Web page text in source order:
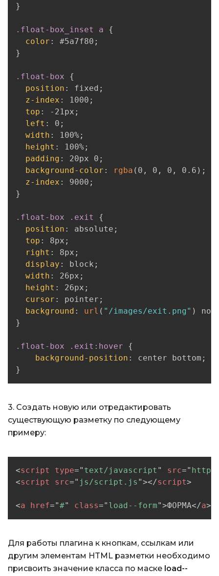
}
.float-box_inset a
{
color : #5a7f80 ;
}
.float-box
{
position : fixed ;
z-index : 1000 ;
top : -21px ;
left : 0 ;
width : 100%;
height : 100%;
padding : 20px 0 ;
background-color : rgba ( 0 , 0 , 0 , 0.6 ) ;
z-index : 9000 ;
}
.float-box .exit
{
position : absolute ;
top : 8px ;
right : 8px ;
display : block ;
width : 26px ;
height : 26px ;
cursor : pointer ;
background : url ( "/images/exit.png" )
}
.float-box .exit:hover
{
background-position : center bottom ;
}
3. Создать новую или отредактировать
существующую разметку по следующему
примеру:
<script type=" text/javascript " src="
<script src=" js/script.js "></script>
<a href="#" class=" load--form">ФОРМА</a>
Для работы плагина к кнопкам, ссылкам или
другим элементам HTML разметки необходимо
присвоить значение класса по маске load--